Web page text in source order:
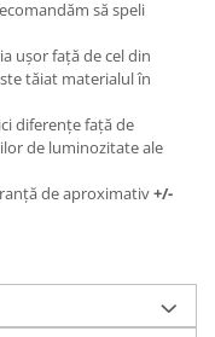
să speli
ușor față de cel din
tăiat materialul în
diferențe față de
de luminozitate ale
de aproximativ+/-